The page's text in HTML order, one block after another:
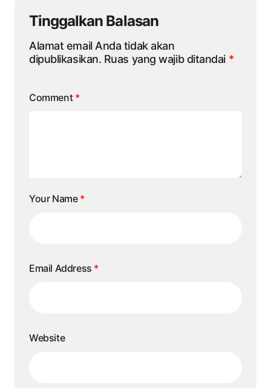
Tinggalkan Balasan
Alamat email Anda tidak akan
dipublikasikan. Ruas yang wajib ditandai *
Comment *
Your Name *
Email Address *
Website